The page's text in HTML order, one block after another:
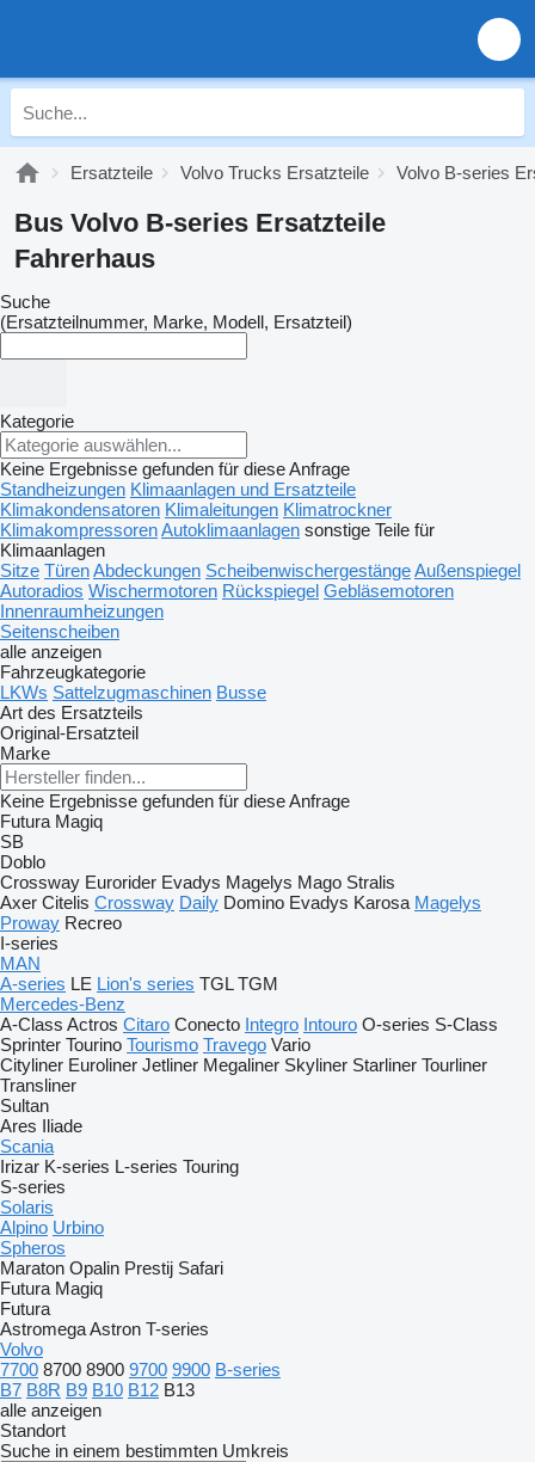
Ersatzteile Volvo Trucks Ersatzteile Volvo B-series
Bus Volvo B-series Ersatzteile
Fahrerhaus
Suche
(Ersatzteilnummer, Marke, Modell, Ersatzteil)
Kategorie
Keine Ergebnisse gefunden für diese Anfrage
Standheizungen Klimaanlagen und Ersatzteile
Klimakondensatoren Klimaleitungen Klimatrockner
KlimakompressorenAutoklimaanlagen sonstige Teile für
Klimaanlagen
Sitze TürenAbdeckungen ScheibenwischergestängeAußenspiegel
Autoradios Wischermotoren Rückspiegel Gebläsemotoren
Innenraumheizungen
Seitenscheiben
alle anzeigen
Fahrzeugkategorie
LKWs Sattelzugmaschinen Busse
Art des Ersatzteils
Original-Ersatzteil
Marke
Keine Ergebnisse gefunden für diese Anfrage
Futura Magiq
SB
Doblo
Crossway Eurorider Evadys Magelys Mago Stralis
Axer Citelis Crossway Daily Domino Evadys Karosa Magelys
Proway Recreo
I-series
MAN
A-series LE Lion's series TGL TGM
Mercedes-Benz
A-Class Actros Citaro Conecto Integro Intouro O-series S-Class
Sprinter Tourino Tourismo Travego Vario
Cityliner Euroliner Jetliner Megaliner Skyliner Starliner Tourliner
Transliner
Sultan
Ares Iliade
Scania
Irizar K-series L-series Touring
S-series
Solaris
Alpino Urbino
Spheros
Maraton Opalin Prestij Safari
Futura Magiq
Futura
AstromegaAstron T-series
Volvo
7700 8700 8900 9700 9900 B-series
B7 B8R B9 B10 B12 B13
alle anzeigen
Standort
Suche in einem bestimmten Umkreis